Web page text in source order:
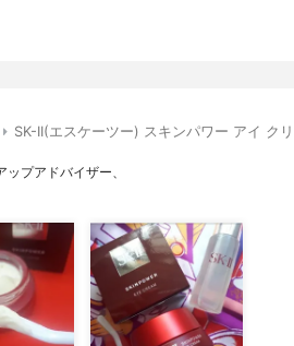
SK-II(エスケーツー) スキンパワー アイ ク
プアドバイザー、